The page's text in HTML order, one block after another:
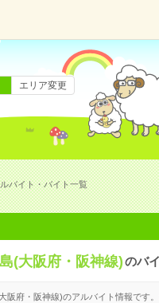
エリア変更
バイト・バイト一覧
(大阪府・阪神線)のバ
阪府・阪神線)のアルバイト情報です。